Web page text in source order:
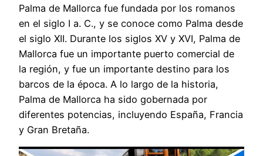
Palma de Mallorca fue fundada por los romanos
en el siglo I a. C., y se conoce como Palma desde
el siglo XII. Durante los siglos XV y XVI, Palma de
Mallorca fue un importante puerto comercial de
la región, y fue un importante destino para los
barcos de la época. A lo largo de la historia,
Palma de Mallorca ha sido gobernada por
diferentes potencias, incluyendo España, Francia
y Gran Bretaña.